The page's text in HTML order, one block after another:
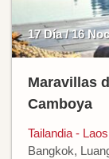
17 Día / 16
Maravillas
Camboya
Tailandia -
Bangkok,